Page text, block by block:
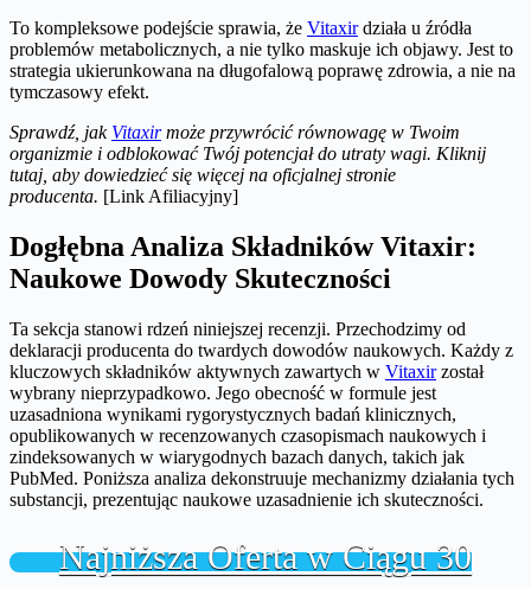
To kompleksowe podejście sprawia, że Vitaxirdziała u źródła
problemów metabolicznych, a nie tylko maskuje ich objawy. Jest to
strategia ukierunkowana na długofalową poprawę zdrowia, a nie na
tymczasowy efekt.
Sprawdź, jak Vitaxirmoże przywrócić równowagę w Twoim
organizmie i odblokować Twój potencjał do utraty wagi. Kliknij
tutaj, aby dowiedzieć się więcej na oficjalnej stronie
producenta. [Link Afiliacyjny]
Dogłębna Analiza Składników Vitaxir:
Naukowe Dowody Skuteczności
Ta sekcja stanowi rdzeń niniejszej recenzji. Przechodzimy od
deklaracji producenta do twardych dowodów naukowych. Każdy z
kluczowych składników aktywnych zawartych w Vitaxirzostał
wybrany nieprzypadkowo. Jego obecność w formule jest
uzasadniona wynikami rygorystycznych badań klinicznych,
opublikowanych w recenzowanych czasopismach naukowych i
zindeksowanych w wiarygodnych bazach danych, takich jak
PubMed. Poniższa analiza dekonstruuje mechanizmy działania tych
substancji, prezentując naukowe uzasadnienie ich skuteczności.
Najniższa Oferta w Ciągu 30